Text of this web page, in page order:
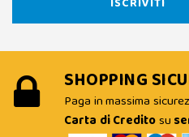
SHOPPING
Paga in massima
Carta di Creditosu